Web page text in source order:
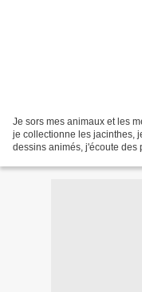
Je sors mes animaux et les
je collectionne les jacinthes,
dessins animés, j'écoute des